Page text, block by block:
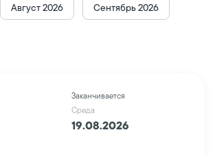
Август 2026 Сентябрь 2026
Заканчивается
Среда
19.08.2026